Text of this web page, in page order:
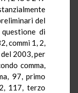
del
di
commi 1, 2,
2003, per
comma,
97, primo
117, terzo